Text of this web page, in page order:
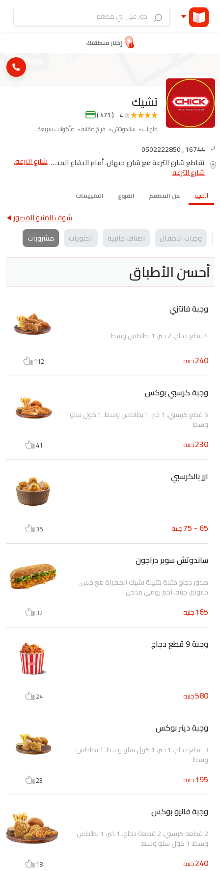
إختار منطقتك
تشيك
4
( 471 )
حلويات ساندويتش فراخ مقليه مأكولات سريعة
16744
,
0502222850
تقاطع شارع الترعة مع شارع جيهان، أمام الدفاع المدني شارع الترعه,
شارع الترعه
المنيو عن المطعم الفروع التقييمات
شوف المنيو المصور
وجبات الاطفال اصناف جانبية الحلويات مشروبات
أحسن الأطباق
وجبة فانتزي
4 قطع دجاج، 2 خبز، 1 بطاطس وسط
240جنيه 112
وجبة كرسبي بوكس
5 قطع كرسبي، 1 خبز، 1 بطاطس وسط، 1 كول سلو
وسط
230جنيه 41
ارز بالكرسبي
65 - 75 جنيه 35
ساندوتش سوبر دراجون
صدور دجاج متبلة بتتبيلة تشيك المميزة مع خس،
مايونيز، جبنة، لحم رومي مدخن
165جنيه 32
وجبة 9 قطع دجاج
580جنيه 24
وجبة دينر بوكس
3 قطع دجاج، 1 خبز، 1 كول سلو وسط، 1 بطاطس
وسط
195جنيه 23
وجبة فاليو بوكس
2 قطعة كرسبي، 2 قطعة دجاج، 1 خبز، 1 بطاطس
وسط، 1 كول سلو وسط
240جنيه 18